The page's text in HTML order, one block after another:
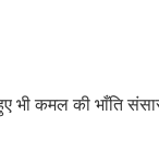
भी कमल की भाँति